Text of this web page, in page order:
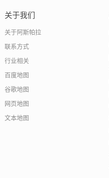
关于我们
关于阿斯帕拉
联系方式
行业相关
百度地图
谷歌地图
网页地图
文本地图